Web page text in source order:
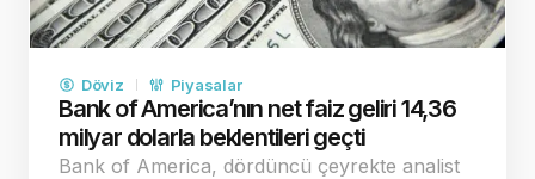
Döviz Piyasalar
Bank of America’nın net faiz geliri 14,36
milyar dolarla beklentileri geçti
Bank of America, dördüncü çeyrekte analist